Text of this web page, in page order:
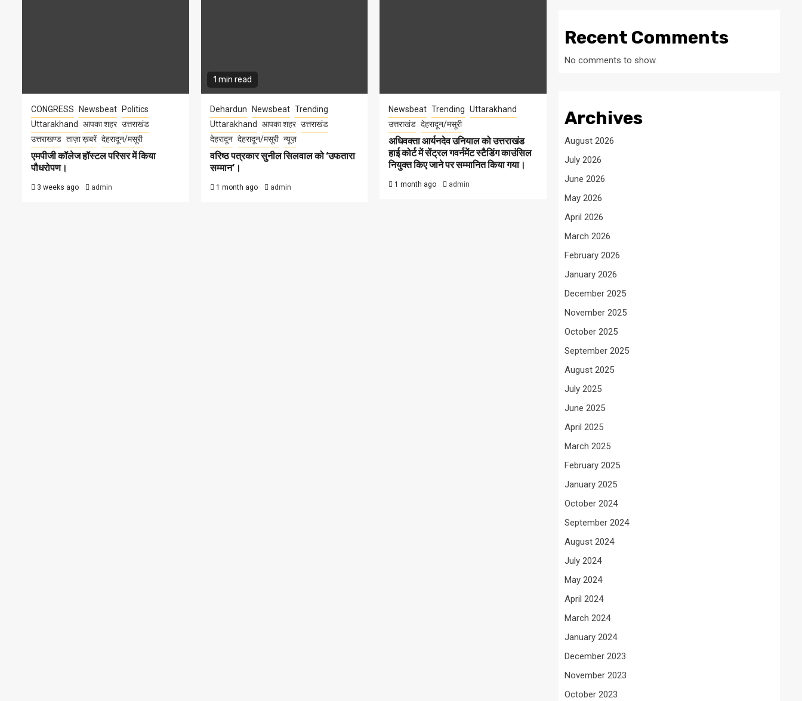
CONGRESS Newsbeat
Politics
Uttarakhand
आपका शहर उत्तराखंड
उत्तराखण्ड ताज़ा ख़बरें देहरादून/मसूरी
एमपीजी कॉलेज हॉस्टल परिसर में किया
पौधरोपण।
3 weeks ago admin
1 min read
Dehardun Newsbeat Trending
Uttarakhand
आपका शहर उत्तराखंड
देहरादून देहरादून/मसूरी न्यूज़
वरिष्ठ पत्रकार सुनील सिलवाल को ‘उफतारा
सम्मान’।
1 month ago admin
Newsbeat Trending Uttarakhand
उत्तराखंड देहरादून/मसूरी
अधिवक्ता आर्यनदेव उनियाल को उत्तराखंड
हाई कोर्ट में सेंट्रल गवर्नमेंट स्टैडिंग काउंसिल
नियुक्त किए जाने पर सम्मानित किया गया।
1 month ago admin
Recent Comments
No comments to show.
Archives
August 2026
July 2026
June 2026
May 2026
April 2026
March 2026
February 2026
January 2026
December 2025
November 2025
October 2025
September 2025
August 2025
July 2025
June 2025
April 2025
March 2025
February 2025
January 2025
October 2024
September 2024
August 2024
July 2024
May 2024
April 2024
March 2024
January 2024
December 2023
November 2023
October 2023